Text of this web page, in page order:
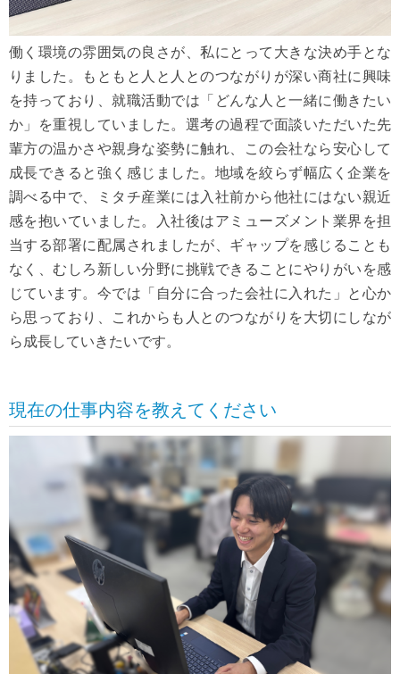
働く環境の雰囲気の良さが、私にとって大きな決め手とな
りました。もともと人と人とのつながりが深い商社に興味
を持っており、就職活動では「どんな人と一緒に働きたい
か」を重視していました。選考の過程で面談いただいた先
輩方の温かさや親身な姿勢に触れ、この会社なら安心して
成長できると強く感じました。地域を絞らず幅広く企業を
調べる中で、ミタチ産業には入社前から他社にはない親近
感を抱いていました。入社後はアミューズメント業界を担
当する部署に配属されましたが、ギャップを感じることも
なく、むしろ新しい分野に挑戦できることにやりがいを感
じています。今では「自分に合った会社に入れた」と心か
ら思っており、これからも人とのつながりを大切にしなが
ら成長していきたいです。
現在の仕事内容を教えてください